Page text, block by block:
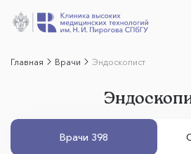
Главная Врачи Эндоскопист
Врачи 398